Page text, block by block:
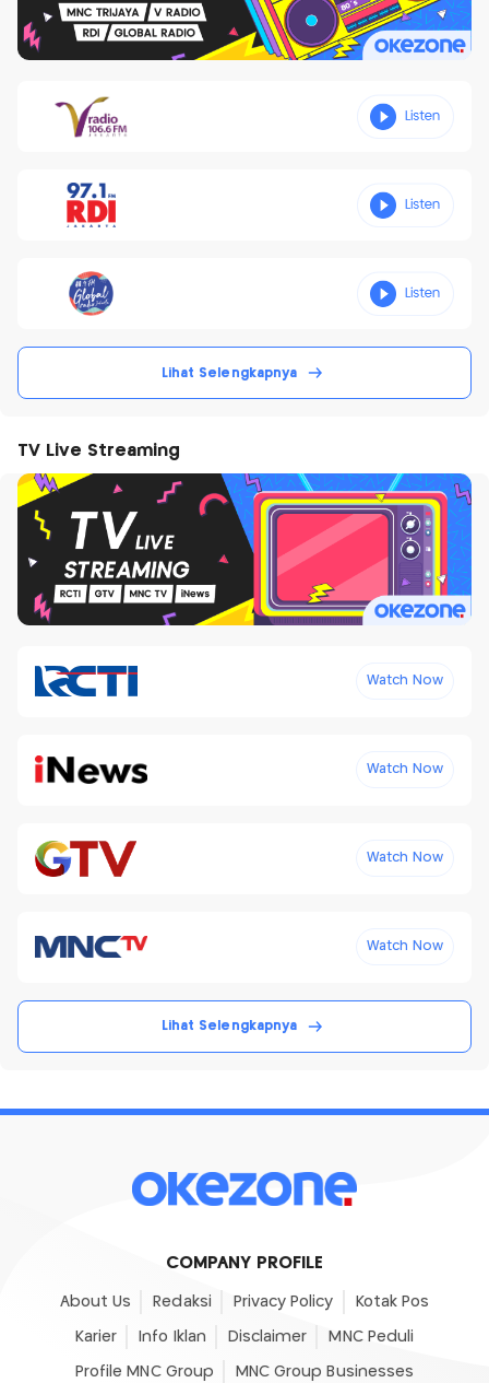
Lihat Selengkapnya
TV Live Streaming
Watch Now
Watch Now
Watch Now
Watch Now
Lihat Selengkapnya
COMPANY PROFILE
About Us Redaksi Privacy Policy Kotak Pos
Karier Info Iklan Disclaimer MNC Peduli
Profile MNC Group MNC Group Businesses